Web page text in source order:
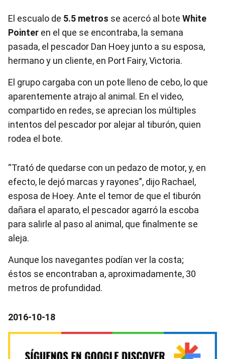
El escualo de 5.5 metros se acercó al bote White
Pointer en el que se encontraba, la semana
pasada, el pescador Dan Hoey junto a su esposa,
hermano y un cliente, en Port Fairy, Victoria.
El grupo cargaba con un pote lleno de cebo, lo que
aparentemente atrajo al animal. En el video,
compartido en redes, se aprecian los múltiples
intentos del pescador por alejar al tiburón, quien
rodea el bote.
“Trató de quedarse con un pedazo de motor, y, en
efecto, le dejó marcas y rayones”, dijo Rachael,
esposa de Hoey. Ante el temor de que el tiburón
dañara el aparato, el pescador agarró la escoba
para salirle al paso al animal, que finalmente se
aleja.
Aunque los navegantes podían ver la costa;
éstos se encontraban a, aproximadamente, 30
metros de profundidad.
2016-10-18